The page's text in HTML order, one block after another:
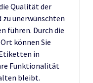
Qualität der
unerwünschten
führen. Durch die
können Sie
in
Funktionalität
bleibt.